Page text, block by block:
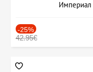
Империал
-25%
42.95€